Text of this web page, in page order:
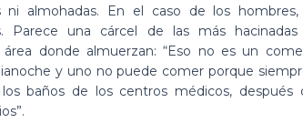
ni almohadas. En el caso de los
Parece una cárcel de las más
donde almuerzan: “Eso no es un
y uno no puede comer porque
baños de los centros médicos, después